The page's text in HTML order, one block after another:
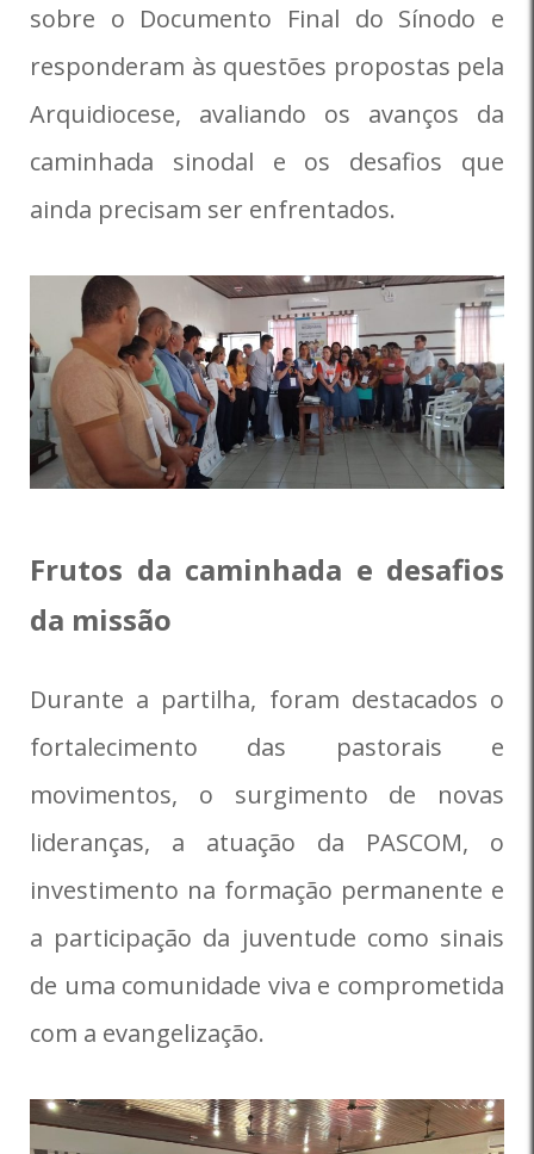
sobre o Documento Final do Sínodo e
responderam às questões propostas pela
Arquidiocese, avaliando os avanços da
caminhada sinodal e os desafios que
ainda precisam ser enfrentados.
Frutos da caminhada e desafios
da missão
Durante a partilha, foram destacados o
fortalecimento das pastorais e
movimentos, o surgimento de novas
lideranças, a atuação da PASCOM, o
investimento na formação permanente e
a participação da juventude como sinais
de uma comunidade viva e comprometida
com a evangelização.